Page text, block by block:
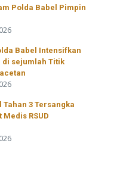
Polda Babel Pimpin
Babel Intensifkan
di sejumlah Titik
Tahan 3 Tersangka
RSUD